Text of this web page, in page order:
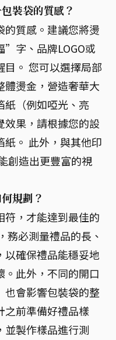
裝袋的質感？
的質感。建議您將燙
字、品牌LOGO或
。 您可以選擇局部
體燙金，營造奢華大
紙（例如啞光、亮
效果，請根據您的設
。 此外，與其他印
創造出更豐富的視
規劃？
符，才能達到最佳的
務必測量禮品的長、
以確保禮品能穩妥地
此外，不同的開口
也會影響包裝袋的整
之前準備好禮品樣
並製作樣品進行測